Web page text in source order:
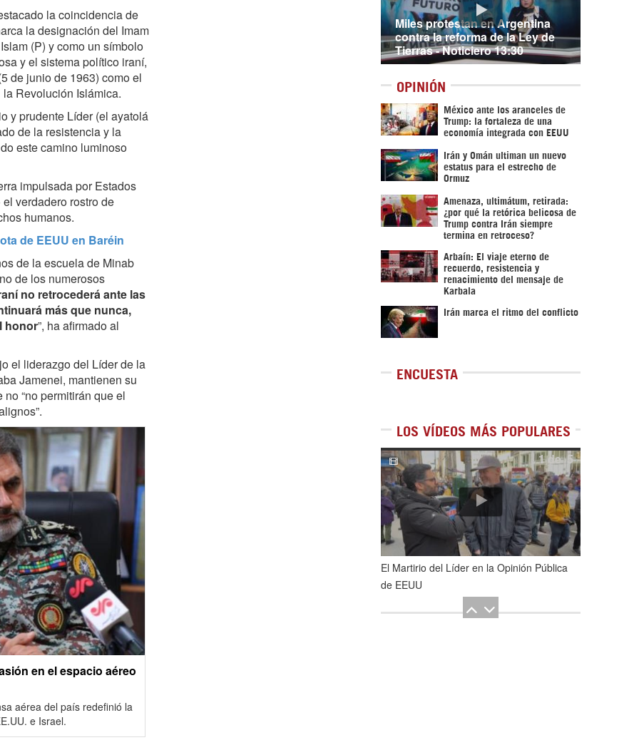
la coincidencia de
la designación del Imam
(P) y como un símbolo
y el sistema político iraní,
de junio de 1963) como el
Revolución Islámica.
y prudente Líder (el ayatolá
de la resistencia y la
este camino luminoso
impulsada por Estados
verdadero rostro de
humanos.
de EEUU en Baréin
de la escuela de Minab
de los numerosos
no retrocederá ante las
más que nunca,
honor”, ha afirmado al
el liderazgo del Líder de la
Jamenei, mantienen su
“no permitirán que el
en el espacio aéreo
aérea del país redefinió la
e Israel.
Miles protestan en Argentina
contra la reforma de la Ley de
Tierras - Noticiero 13:30
OPINIÓN
México ante los aranceles de
Trump: la fortaleza de una
economía integrada con EEUU
Irán y Omán ultiman un nuevo
estatus para el estrecho de
Ormuz
Amenaza, ultimátum, retirada:
¿por qué la retórica belicosa de
Trump contra Irán siempre
termina en retroceso?
Arbaín: El viaje eterno de
recuerdo, resistencia y
renacimiento del mensaje de
Karbala
Irán marca el ritmo del conflicto
ENCUESTA
LOS VÍDEOS MÁS POPULARES
1de5
El Martirio del Líder en la Opinión Pública
de EEUU